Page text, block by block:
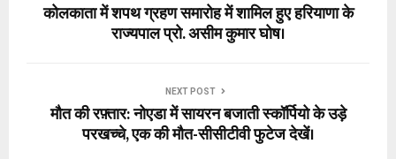
कोलकाता में शपथ ग्रहण समारोह में शामिल हुए हरियाणा के
राज्यपाल प्रो. असीम कुमार घोष।
NEXT POST
मौत की रफ़्तार: नोएडा में सायरन बजाती स्कॉर्पियो के उड़े
परखच्चे, एक की मौत-सीसीटीवी फुटेज देखें।